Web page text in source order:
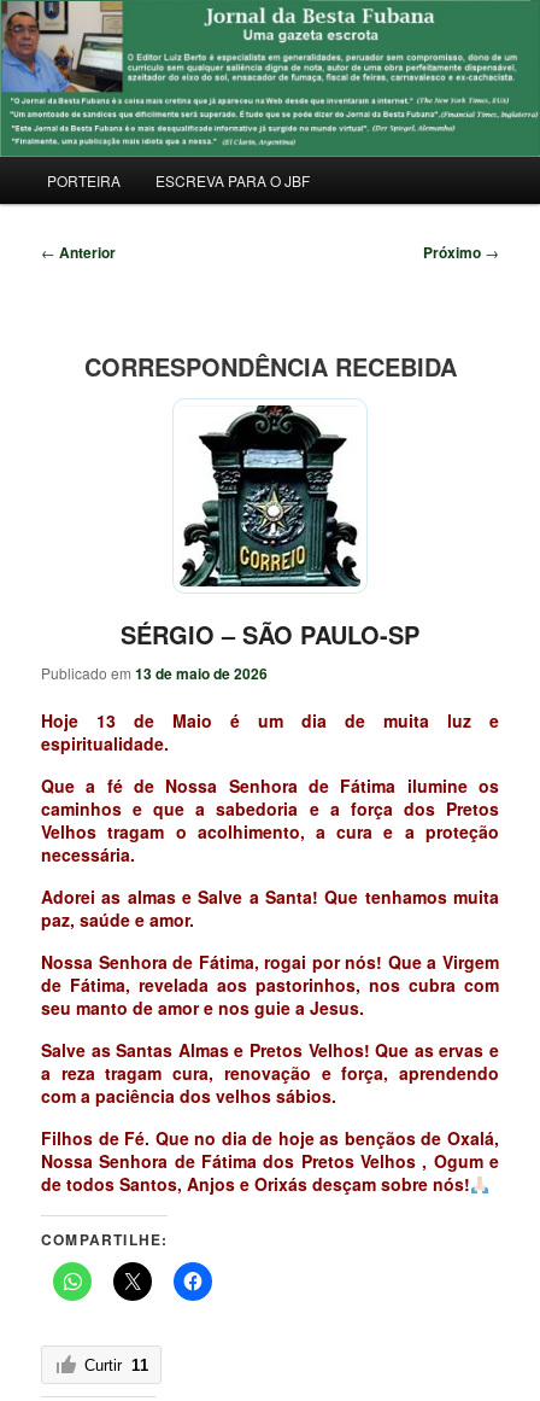
Pular
para
o
conteúdo
principalJORNAL DA BESTA FUBANA
Uma Gazeta Escrota
principal
PORTEIRA ESCREVA PARA O JBF
Navegação
← Anterior Próximo →
CORRESPONDÊNCIA RECEBIDA
SÉRGIO – SÃO PAULO-SP
Publicado em13 de maio de 2026
Hoje 13 de Maio é um dia de muita luz e
espiritualidade.
Que a fé de Nossa Senhora de Fátima ilumine os
caminhos e que a sabedoria e a força dos Pretos
Velhos tragam o acolhimento, a cura e a proteção
necessária.
Adorei as almas e Salve a Santa! Que tenhamos muita
paz, saúde e amor.
Nossa Senhora de Fátima, rogai por nós! Que a Virgem
de Fátima, revelada aos pastorinhos, nos cubra com
seu manto de amor e nos guie a Jesus.
Salve as Santas Almas e Pretos Velhos! Que as ervas e
a reza tragam cura, renovação e força, aprendendo
com a paciência dos velhos sábios.
Filhos de Fé. Que no dia de hoje as bençãos de Oxalá,
Nossa Senhora de Fátima dos Pretos Velhos , Ogum e
de todos Santos, Anjos e Orixás desçam sobre nós!
COMPARTILHE:
Curtir 11